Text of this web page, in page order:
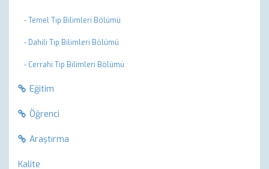
- Temel Tıp Bilimleri Bölümü
- Dahili Tıp Bilimleri Bölümü
- Cerrahi Tıp Bilimleri Bölümü
Eğitim
Öğrenci
Araştırma
Kalite